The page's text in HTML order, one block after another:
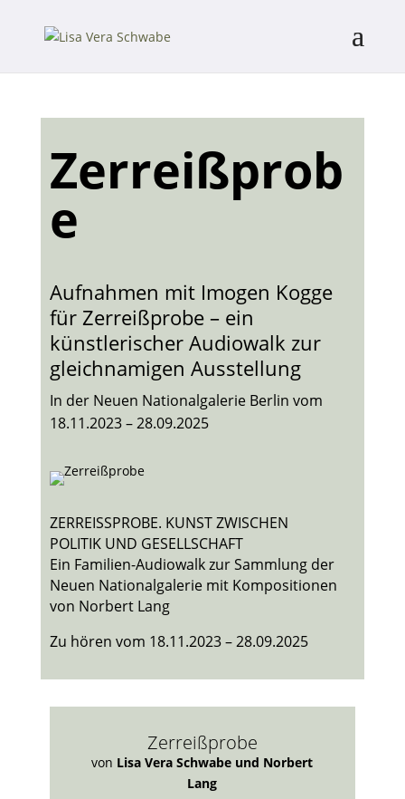
Zerreißprob
e
Aufnahmen mit Imogen Kogge
für Zerreißprobe – ein
künstlerischer Audiowalk zur
gleichnamigen Ausstellung
In der Neuen Nationalgalerie Berlin vom
18.11.2023 – 28.09.2025
ZERREISSPROBE. KUNST ZWISCHEN
POLITIK UND GESELLSCHAFT
Ein Familien-Audiowalk zur Sammlung der
Neuen Nationalgalerie mit Kompositionen
von Norbert Lang
Zu hören vom 18.11.2023 – 28.09.2025
Zerreißprobe
von Lisa Vera Schwabe und Norbert
Lang